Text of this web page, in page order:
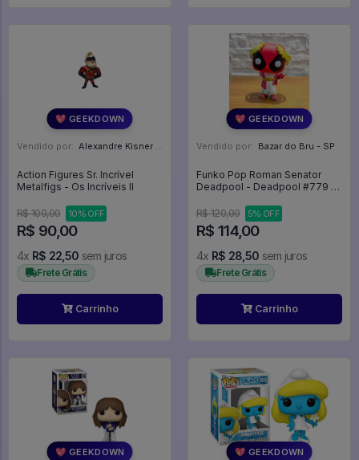
💖 GEEKDOWN
Vendido por: Alexandre Kisner - PR
Action Figures Sr. Incrível
Metalfigs - Os Incríveis II
R$ 100,00 10% OFF
R$ 90,00
4x R$ 22,50 sem juros
Frete Grátis
Carrinho
💖 GEEKDOWN
Vendido por: Bazar do Bru - SP
Funko Pop Roman Senator
Deadpool - Deadpool #779 -
R$ 120,00
5% OFF
R$ 114,00
4x R$ 28,50 sem juros
Frete Grátis
Carrinho
💖 GEEKDOWN 💖 GEEKDOWN